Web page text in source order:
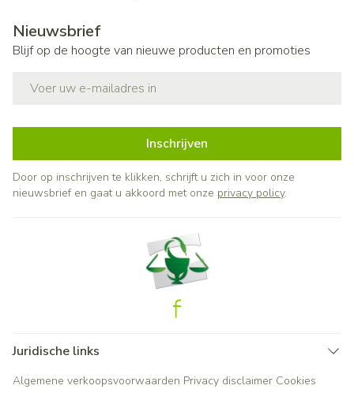
Nieuwsbrief
Blijf op de hoogte van nieuwe producten en promoties
Inschrijven
Door op inschrijven te klikken, schrijft u zich in voor onze
nieuwsbrief en gaat u akkoord met onze privacy policy.
Juridische links
Algemene verkoopsvoorwaarden Privacy disclaimer Cookies